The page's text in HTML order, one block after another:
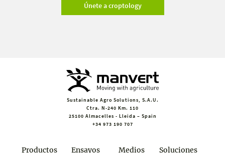
Únete a croptology
Sustainable Agro Solutions, S.A.U.
Ctra. N-240 Km. 110
25100 Almacelles - Lleida – Spain
+34 973 190 707
Productos Ensayos Medios Soluciones